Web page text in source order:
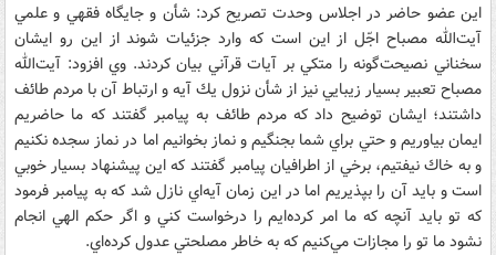
اين عضو حاضر در اجلاس وحدت تصريح كرد: شأن و جايگاه فقهي و علمي
آيت‌الله مصباح اجّل از اين است كه وارد جزئيات شوند از اين رو ايشان
سخناني نصيحت‌گونه را متكي بر آيات قرآني بيان كردند. وي افزود: آيت‌الله
مصباح تعبير بسيار زيبايي نيز از شأن نزول يك آيه و ارتباط آن با مردم طائف
داشتند؛ ايشان توضيح داد كه مردم طائف به پيامبر گفتند كه ما حاضريم
ايمان بياوريم و حتي براي شما بجنگيم و نماز بخوانيم اما در نماز سجده نكنيم
و به خاك نيفتيم، برخي از اطرافيان پيامبر گفتند كه اين پيشنهاد بسيار خوبي
است و بايد آن را بپذيريم اما در اين زمان آيه‌اي نازل شد كه به پيامبر فرمود
كه تو بايد آنچه كه ما امر كرده‌ايم را درخواست كني و اگر حكم الهي انجام
نشود ما تو را مجازات مي‌كنيم كه به خاطر مصلحتي عدول كرده‌اي.